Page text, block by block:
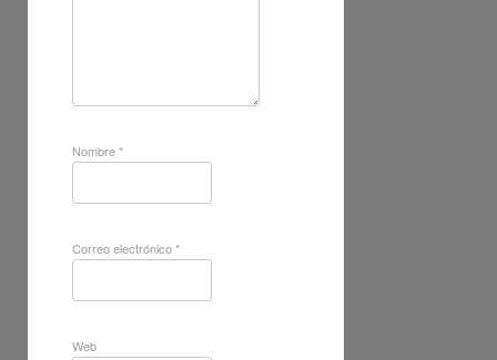
Nombre*
Correo electrónico*
Web